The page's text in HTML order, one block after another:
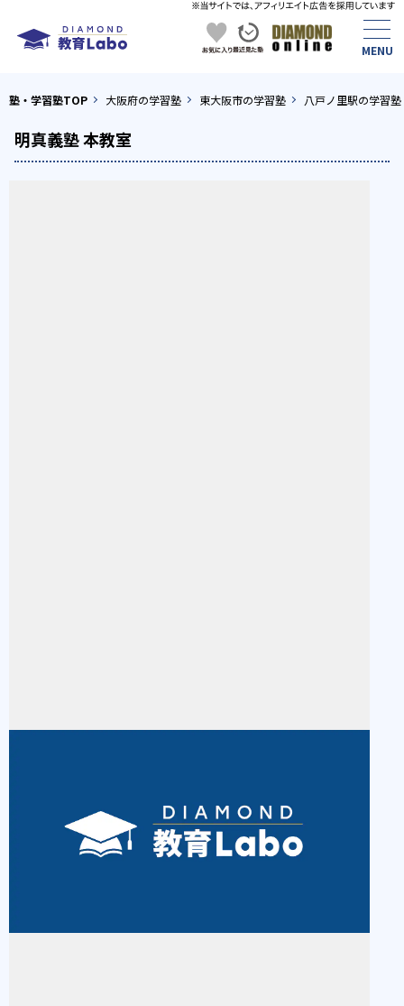
塾・学習塾TOP 大阪府の学習塾 東大阪市の学習塾 八戸ノ里駅の学習塾
明真義塾 本教室